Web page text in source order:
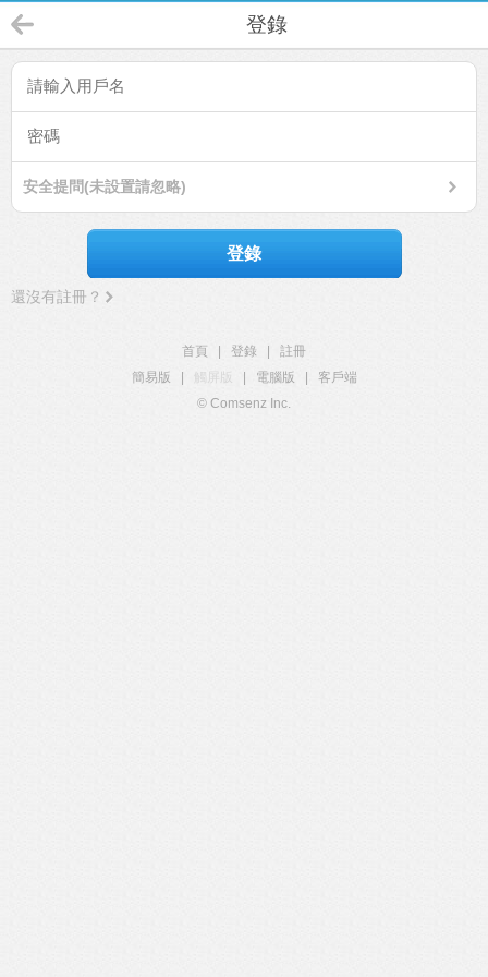
登錄
安全提問(未設置請忽略)
登錄
還沒有註冊？
首頁 登錄
註冊
簡易版
觸屏版 電腦版
客戶端
© Comsenz Inc.